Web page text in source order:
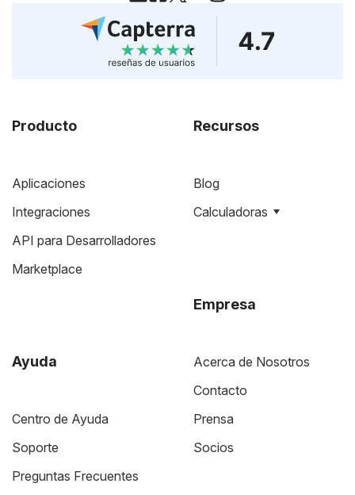
Producto
Aplicaciones
Integraciones
API para Desarrolladores
Marketplace
Ayuda
Centro de Ayuda
Soporte
Preguntas Frecuentes
Recursos
Blog
Calculadoras
Empresa
Acerca de Nosotros
Contacto
Prensa
Socios